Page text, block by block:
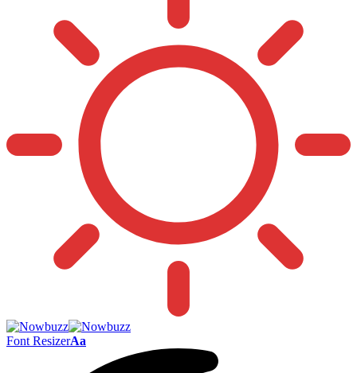
Font ResizerAa